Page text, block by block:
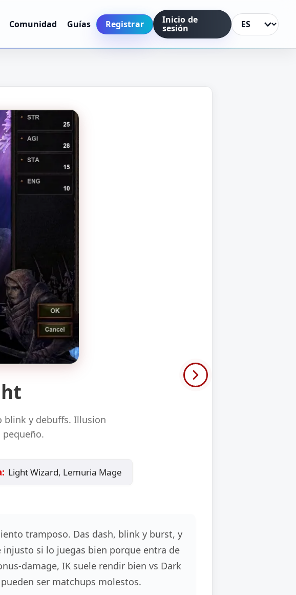
Comunidad Guías Registrar Inicio de
sesión Idioma
blink y debuffs. Illusion
pequeño.
Light Wizard, Lemuria Mage
tramposo. Das dash, blink y burst, y
injusto si lo juegas bien porque entra de
IK suele rendir bien vs Dark
ser matchups molestos.